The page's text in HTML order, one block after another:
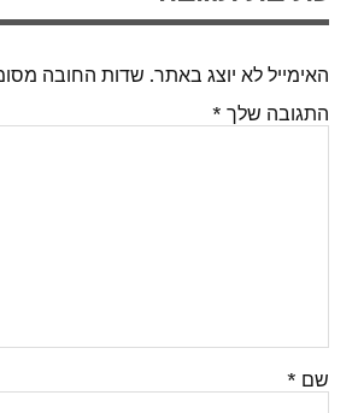
האימייל לא יוצג באתר. שדות החובה
התגובה שלך *
שם *